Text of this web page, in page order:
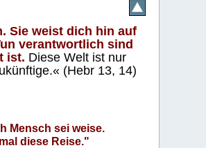
Sie weist dich hin auf
verantwortlich sind
ist. Diese Welt ist nur
(Hebr 13, 14)
Mensch sei weise.
diese Reise."